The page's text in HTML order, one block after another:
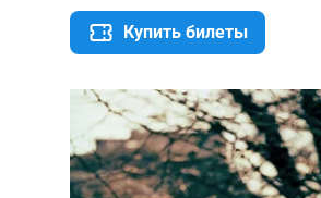
Купить билеты